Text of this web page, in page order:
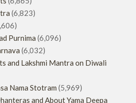
(6,823)
Purnima (6,096)
(6,032)
and Lakshmi Mantra on Diwali
Nama Stotram (5,969)
and About Yama Deepa